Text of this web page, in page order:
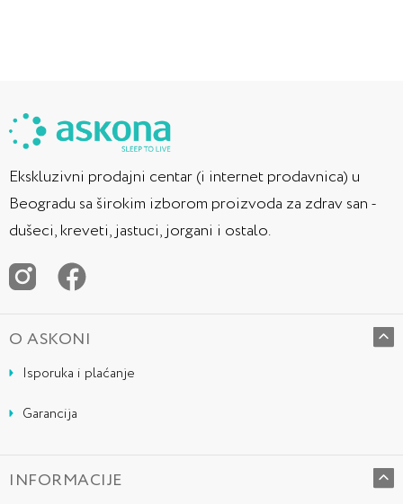
Ekskluzivni prodajni centar (i internet prodavnica) u
Beogradu sa širokim izborom proizvoda za zdrav san -
dušeci, kreveti, jastuci, jorgani i ostalo.
O ASKONI
Isporuka i plaćanje
Garancija
INFORMACIJE